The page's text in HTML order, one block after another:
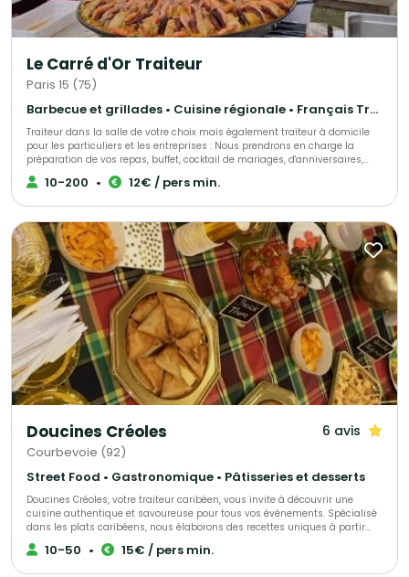
Le Carré d'Or Traiteur
Paris 15 (75)
Barbecue et grillades • Cuisine régionale • Français Traditionnel
Traiteur dans la salle de votre choix mais également traiteur à domicile
pour les particuliers et les entreprises : Nous prendrons en charge la
préparation de vos repas, buffet, cocktail de mariages, d'anniversaires,
d'entrepises, ou simplement une livraison de votre met à domicile, sur
votre lieu de travail ou de votre choix. Nous sélectionnons nos produits
Notre cuisine authentique vous régalera et surprendra les plus fin
gourmet. N'hésitez pas à faire appel à nos services ! Spécialistes de
demandes de dernières minutes, nous saurons assurer votre événement
tel que : anniversaire surprise, deuil, fête de naissance et autres.
10-200 • 12€ / pers min.
Doucines Créoles 6 avis
Courbevoie (92)
Street Food • Gastronomique • Pâtisseries et desserts
Doucines Créoles, votre traiteur caribéen, vous invite à découvrir une
cuisine authentique et savoureuse pour tous vos événements. Spécialisé
dans les plats caribéens, nous élaborons des recettes uniques à partir
d’ingrédients de qualité, alliant savoir-faire et tradition. Offrez à vos
convives une expérience culinaire inoubliable avec nos mets
10-50 • 15€ / pers min.